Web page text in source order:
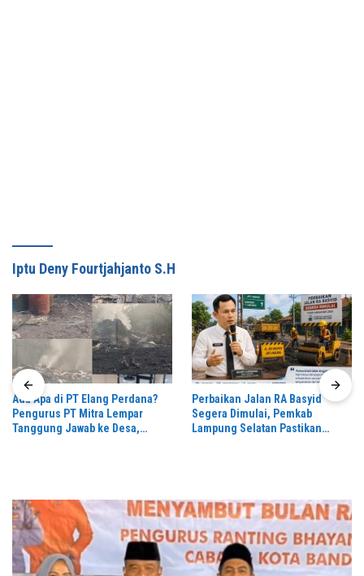
Iptu Deny Fourtjahjanto S.H
Ada Apa di PT Elang Perdana?
Pengurus PT Mitra Lempar
Tanggung Jawab ke Desa,
Perbaikan Jalan RA Basyid
Segera Dimulai, Pemkab
Lampung Selatan Pastikan